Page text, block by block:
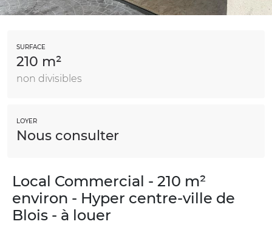
SURFACE
210 m²
non divisibles
LOYER
Nous consulter
Local Commercial - 210 m²
environ - Hyper centre-ville de
Blois - à louer